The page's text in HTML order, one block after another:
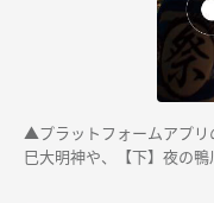
▲プラットフォームアプリ
巳大明神や、【下】夜の